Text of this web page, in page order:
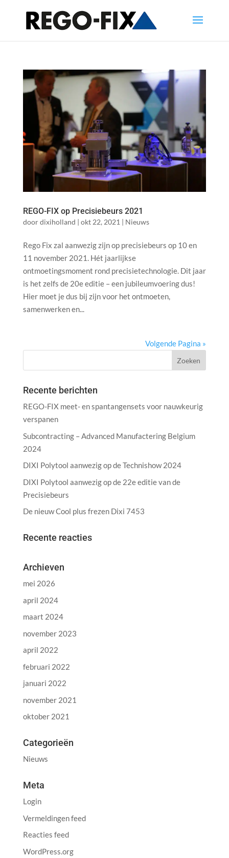
REGO-FIX op Precisiebeurs 2021
doordixiholland | okt 22, 2021 | Nieuws
Rego Fix zal aanwezig zijn op precisiebeurs op 10 en
11 november 2021. Hét jaarlijkse
ontmoetingsmoment rond precisietechnologie. Dit jaar
is het zelfs de 20e editie – een jubileumvoering dus!
Hier moet je dus bij zijn voor het ontmoeten,
samenwerken en...
Volgende Pagina »
Recente berichten
REGO-FIX meet- en spantangensets voor nauwkeurig
verspanen
Subcontracting – Advanced Manufactering Belgium
2024
DIXI Polytool aanwezig op de Technishow 2024
DIXI Polytool aanwezig op de 22e editie van de
Precisiebeurs
De nieuw Cool plus frezen Dixi 7453
Recente reacties
Archieven
mei 2026
april 2024
maart 2024
november 2023
april 2022
februari 2022
januari 2022
november 2021
oktober 2021
Categorieën
Nieuws
Meta
Login
Vermeldingen feed
Reacties feed
WordPress.org